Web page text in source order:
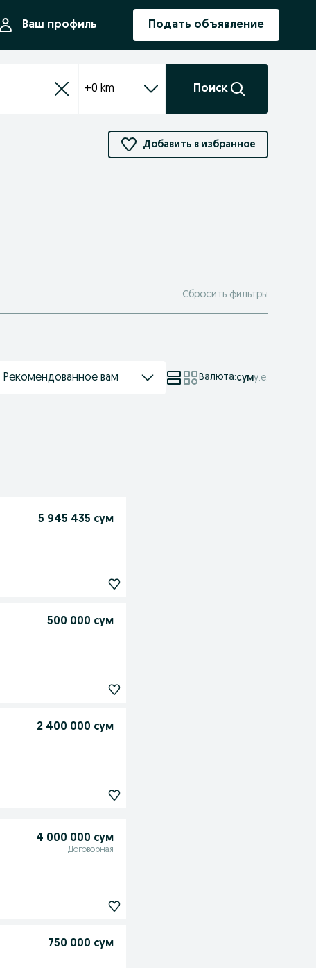
Ваш профиль Подать объявление
+0 km Поиск
Добавить в избранное
Сбросить фильтры
Рекомендованное вам Валюта:суму.е.
5 945 435 сум
500 000 сум
2 400 000 сум
4 000 000 сум
Договорная
750 000 сум